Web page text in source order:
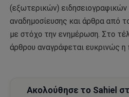
(εξωτερικών)
αναδημοσίευσης και άρθρα από
με στόχο την ενημέρωση. Στο
άρθρου αναγράφεται ευκρινώς η
Ακολούθησε το Sahiel